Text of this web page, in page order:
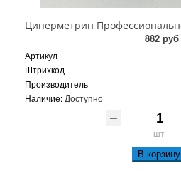
882 руб
Артикул
Штрихкод
Производитель
Наличие: Доступно
шт
В корзину